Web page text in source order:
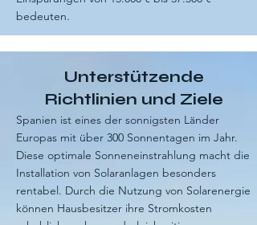
bedeuten.
Unterstützende
Richtlinien und Ziele
Spanien ist eines der sonnigsten Länder
Europas mit über 300 Sonnentagen im Jahr.
Diese optimale Sonneneinstrahlung macht die
Installation von Solaranlagen besonders
rentabel. Durch die Nutzung von Solarenergie
können Hausbesitzer ihre Stromkosten